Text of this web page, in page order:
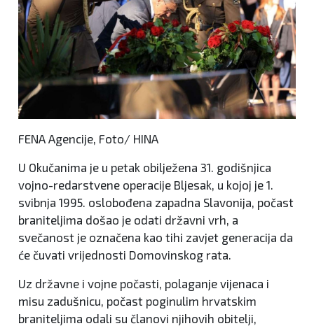
FENA Agencije, Foto/ HINA
U Okučanima je u petak obilježena 31. godišnjica
vojno-redarstvene operacije Bljesak, u kojoj je 1.
svibnja 1995. oslobođena zapadna Slavonija, počast
braniteljima došao je odati državni vrh, a
svečanost je označena kao tihi zavjet generacija da
će čuvati vrijednosti Domovinskog rata.
Uz državne i vojne počasti, polaganje vijenaca i
misu zadušnicu, počast poginulim hrvatskim
braniteljima odali su članovi njihovih obitelji,